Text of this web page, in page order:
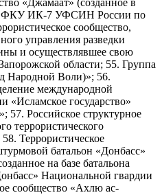
ФКУ ИК-7 УФСИН России по
сообщество,
управления разведки
и осуществлявшее свою
области; 55. Группа
Народной Воли)»; 56.
международной
«Исламское государство»
57. Российское структурное
террористического
Террористическое
батальон «Донбасс»
на базе батальона
Национальной гвардии
сообщество «Ахлю ас-